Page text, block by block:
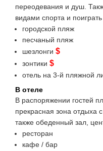
переодевания и душ.
видами спорта и
городской пляж
песчаный пляж
шезлонги $
зонтики $
отель на 3-й пляжной
В отеле
В распоряжении гостей
прекрасная зона отдыха
также обеденный зал,
ресторан
кафе / бар